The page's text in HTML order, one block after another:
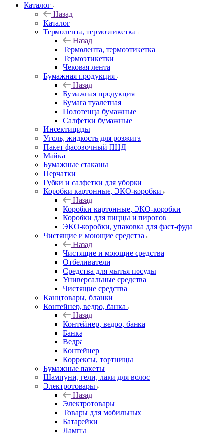
Каталог
Назад
Каталог
Термолента, термоэтикетка
Назад
Термолента, термоэтикетка
Термоэтикетки
Чековая лента
Бумажная продукция
Назад
Бумажная продукция
Бумага туалетная
Полотенца бумажные
Салфетки бумажные
Инсектициды
Уголь, жидкость для розжига
Пакет фасовочный ПНД
Майка
Бумажные стаканы
Перчатки
Губки и салфетки для уборки
Коробки картонные, ЭКО-коробки
Назад
Коробки картонные, ЭКО-коробки
Коробки для пиццы и пирогов
ЭКО-коробки, упаковка для фаст-фуда
Чистящие и моющие средства
Назад
Чистящие и моющие средства
Отбеливатели
Средства для мытья посуды
Универсальные средства
Чистящие средства
Канцтовары, бланки
Контейнер, ведро, банка
Назад
Контейнер, ведро, банка
Банка
Ведра
Контейнер
Коррексы, тортницы
Бумажные пакеты
Шампуни, гели, лаки для волос
Электротовары
Назад
Электротовары
Товары для мобильных
Батарейки
Лампы